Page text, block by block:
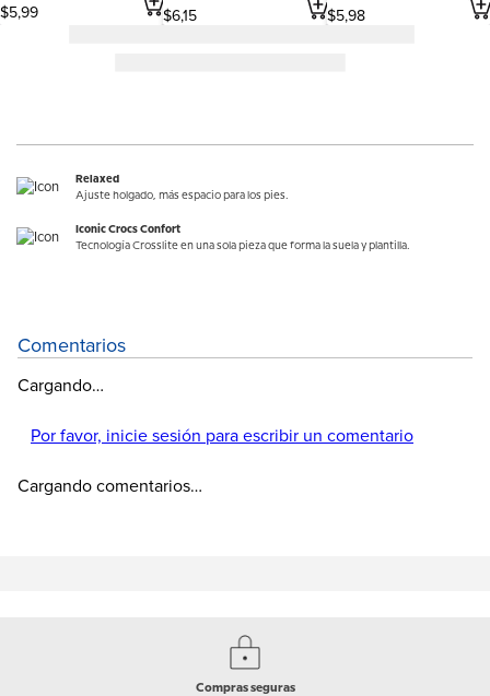
$5,99 $6,15 $5,98
Relaxed
Ajuste holgado, más espacio para los pies.
Iconic Crocs Confort
Tecnología Crosslite en una sola pieza que forma la suela y plantilla.
Comentarios
Cargando…
Por favor, inicie sesión para escribir un comentario
Cargando comentarios…
Compras seguras